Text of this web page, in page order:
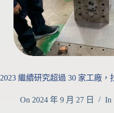
2023 繼續研究超過 30 家工廠
On 2024 年 9 月 27 日 In